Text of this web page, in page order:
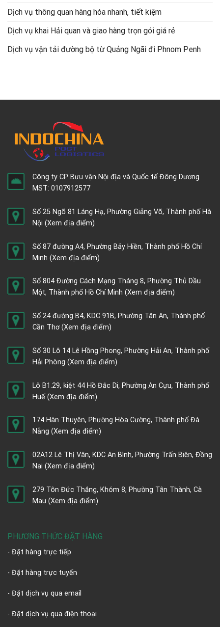
Dịch vụ thông quan hàng hóa nhanh, tiết kiệm
Dịch vụ khai Hải quan và giao hàng trọn gói giá rẻ
Dịch vụ vận tải đường bộ từ Quảng Ngãi đi Phnom Penh
Công ty CP Bưu vận Nội địa và Quốc tế Đông Dương
MST: 0107912577
Số 25 Ngõ 81 Láng Hạ, Phường Giảng Võ, Thành phố Hà
Nội (Xem địa điểm)
Số 87 đường A4, Phường Bảy Hiền, Thành phố Hồ Chí
Minh (Xem địa điểm)
Số 804 Đường Cách Mạng Tháng 8, Phường Thủ Dầu
Một, Thành phố Hồ Chí Minh (Xem địa điểm)
Số 24 đường B4, KDC 91B, Phường Tân An, Thành phố
Cần Thơ(Xem địa điểm)
Số 30 Lô 14 Lê Hồng Phong, Phường Hải An, Thành phố
Hải Phòng (Xem địa điểm)
Lô B1.29, kiệt 44 Hồ Đắc Di, Phường An Cựu, Thành phố
Huế (Xem địa điểm)
174 Hàn Thuyên, Phường Hòa Cường, Thành phố Đà
Nẵng (Xem địa điểm)
02A12 Lê Thị Vân, KDC An Bình, Phường Trấn Biên, Đồng
Nai (Xem địa điểm)
279 Tôn Đức Thắng, Khóm 8, Phường Tân Thành, Cà
Mau (Xem địa điểm)
PHƯƠNG THỨC ĐẶT HÀNG
- Đặt hàng trực tiếp
- Đặt hàng trực tuyến
- Đặt dịch vụ qua email
- Đặt dịch vụ qua điện thoại